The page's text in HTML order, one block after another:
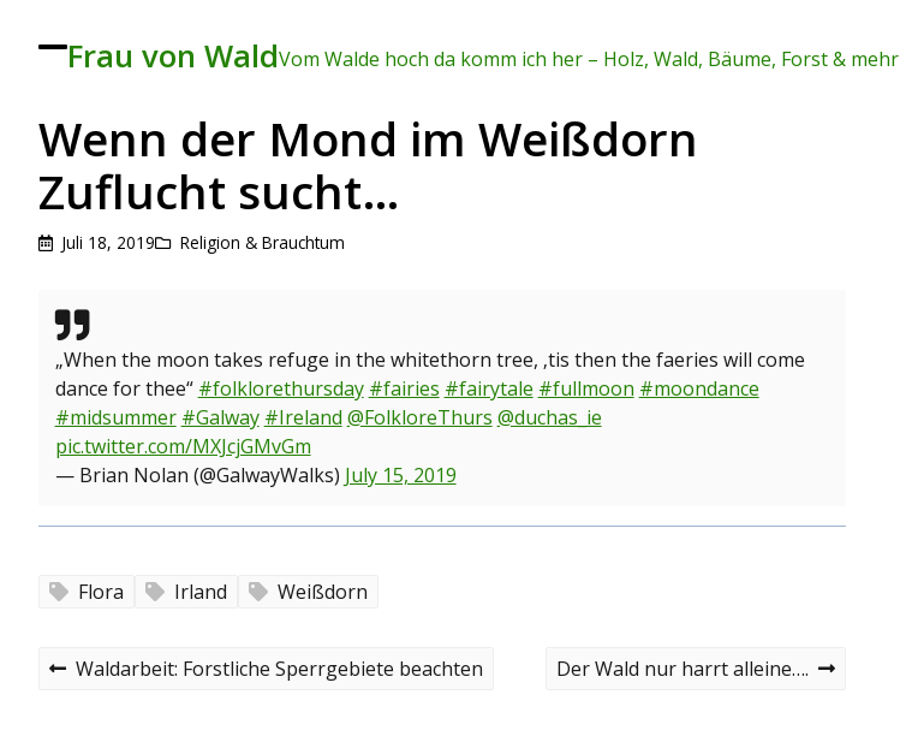
To
me
nu
Frau von WaldVom Walde hoch da komm ich her – Holz, Wald, Bäume, Forst & mehr
Wenn der Mond im Weißdorn
Zuflucht sucht…
Juli 18, 2019 Religion & Brauchtum
„When the moon takes refuge in the whitethorn tree, ‚tis then the faeries will come
dance for thee“ #folklorethursday #fairies #fairytale #fullmoon #moondance
#midsummer #Galway #Ireland @FolkloreThurs @duchas_ie
pic.twitter.com/MXJcjGMvGm
— Brian Nolan (@GalwayWalks) July 15, 2019
Flora Irland Weißdorn
B
P Waldarbeit: Forstliche Sperrgebiete beachten
N
Der Wald nur harrt alleine….